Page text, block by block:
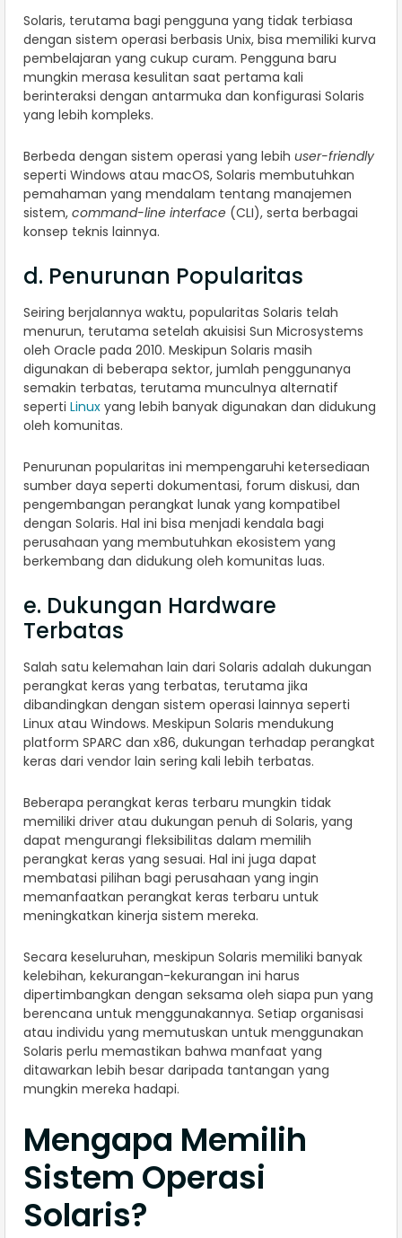
Solaris, terutama bagi pengguna yang tidak terbiasa
dengan sistem operasi berbasis Unix, bisa memiliki kurva
pembelajaran yang cukup curam. Pengguna baru
mungkin merasa kesulitan saat pertama kali
berinteraksi dengan antarmuka dan konfigurasi Solaris
yang lebih kompleks.
Berbeda dengan sistem operasi yang lebih user-friendly
seperti Windows atau macOS, Solaris membutuhkan
pemahaman yang mendalam tentang manajemen
sistem, command-line interface (CLI), serta berbagai
konsep teknis lainnya.
d. Penurunan Popularitas
Seiring berjalannya waktu, popularitas Solaris telah
menurun, terutama setelah akuisisi Sun Microsystems
oleh Oracle pada 2010. Meskipun Solaris masih
digunakan di beberapa sektor, jumlah penggunanya
semakin terbatas, terutama munculnya alternatif
seperti Linux yang lebih banyak digunakan dan didukung
oleh komunitas.
Penurunan popularitas ini mempengaruhi ketersediaan
sumber daya seperti dokumentasi, forum diskusi, dan
pengembangan perangkat lunak yang kompatibel
dengan Solaris. Hal ini bisa menjadi kendala bagi
perusahaan yang membutuhkan ekosistem yang
berkembang dan didukung oleh komunitas luas.
e. Dukungan Hardware
Terbatas
Salah satu kelemahan lain dari Solaris adalah dukungan
perangkat keras yang terbatas, terutama jika
dibandingkan dengan sistem operasi lainnya seperti
Linux atau Windows. Meskipun Solaris mendukung
platform SPARC dan x86, dukungan terhadap perangkat
keras dari vendor lain sering kali lebih terbatas.
Beberapa perangkat keras terbaru mungkin tidak
memiliki driver atau dukungan penuh di Solaris, yang
dapat mengurangi fleksibilitas dalam memilih
perangkat keras yang sesuai. Hal ini juga dapat
membatasi pilihan bagi perusahaan yang ingin
memanfaatkan perangkat keras terbaru untuk
meningkatkan kinerja sistem mereka.
Secara keseluruhan, meskipun Solaris memiliki banyak
kelebihan, kekurangan-kekurangan ini harus
dipertimbangkan dengan seksama oleh siapa pun yang
berencana untuk menggunakannya. Setiap organisasi
atau individu yang memutuskan untuk menggunakan
Solaris perlu memastikan bahwa manfaat yang
ditawarkan lebih besar daripada tantangan yang
mungkin mereka hadapi.
Mengapa Memilih
Sistem Operasi
Solaris?